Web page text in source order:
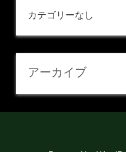
カテゴリーなし
アーカイブ